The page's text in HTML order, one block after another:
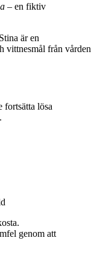
– en fiktiv
är en
vittnesmål från vården
lösa
genom att